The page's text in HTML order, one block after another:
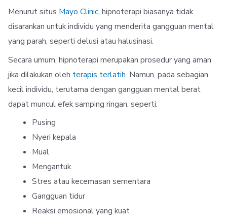
Menurut situs Mayo Clinic, hipnoterapi biasanya tidak
disarankan untuk individu yang menderita gangguan mental
yang parah, seperti delusi atau halusinasi.
Secara umum, hipnoterapi merupakan prosedur yang aman
jika dilakukan oleh terapis terlatih. Namun, pada sebagian
kecil individu, terutama dengan gangguan mental berat
dapat muncul efek samping ringan, seperti:
Pusing
Nyeri kepala
Mual
Mengantuk
Stres atau kecemasan sementara
Gangguan tidur
Reaksi emosional yang kuat